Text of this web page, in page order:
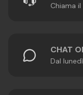
Chiama
CHAT
Dal